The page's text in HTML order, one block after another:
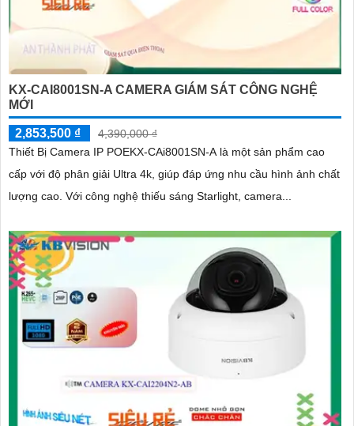
KX-CAI8001SN-A CAMERA GIÁM SÁT CÔNG NGHỆ
MỚI
2,853,500 ₫
4,390,000 ₫
Thiết Bị Camera IP POEKX-CAi8001SN-A là một sản phẩm cao
cấp với độ phân giải Ultra 4k, giúp đáp ứng nhu cầu hình ảnh chất
lượng cao. Với công nghệ thiếu sáng Starlight, camera...